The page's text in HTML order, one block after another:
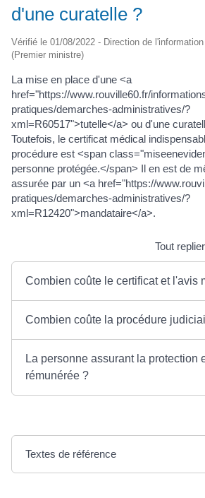
d'une curatelle ?
Vérifié le 01/08/2022 - Direction de
(Premier ministre)
La mise en place d'une <a
href="https://www.rouville60.fr/
pratiques/demarches-administratives/?
xml=R60517">tutelle</a> ou d'une
Toutefois, le certificat médical
procédure est <span
personne protégée.</span> Il en est de
assurée par un <a href="https://
pratiques/demarches-administratives/?
xml=R12420">mandataire</a>.
Tout replier
Combien coûte le certificat et l'avis
Combien coûte la procédure
La personne assurant la protection
rémunérée ?
Textes de référence